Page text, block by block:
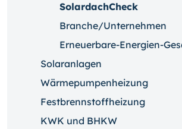
SolardachCheck
Branche/Unternehmen
Erneuerbare-Energien-
Solaranlagen
Wärmepumpenheizung
Festbrennstoffheizung
KWK und BHKW